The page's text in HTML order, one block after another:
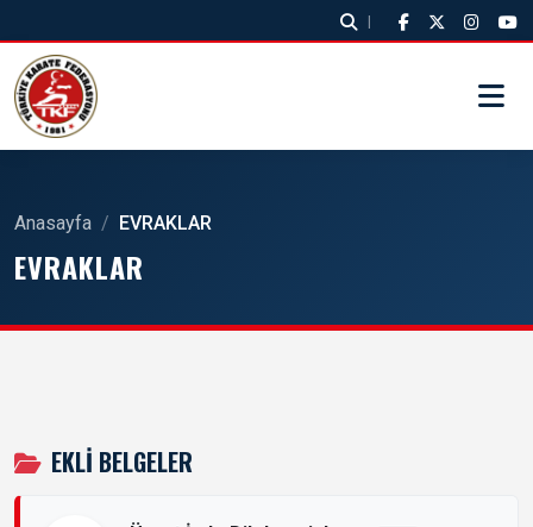
|
Anasayfa / EVRAKLAR
EVRAKLAR
EKLI BELGELER